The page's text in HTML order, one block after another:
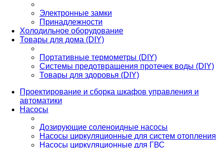
Электронные замки
Принадлежности
Холодильное оборудование
Товары для дома (DIY)
Портативные термометры (DIY)
Системы предотвращения протечек воды (DIY)
Товары для здоровья (DIY)
Проектирование и сборка шкафов управления и
автоматики
Насосы
Дозирующие соленоидные насосы
Насосы циркуляционные для систем отопления
Насосы циркуляционные для ГВС